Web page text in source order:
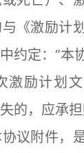
《激励计
约定：“本
激励计划
的，应承
议附件，